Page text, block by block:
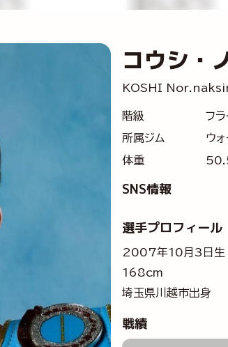
コウシ・
KOSHI
階級
フラ
所属ジム
ウ
体重
SNS情報
選手プロフィール
2007年10月3日生
168cm
埼玉県川越市出身
戦績